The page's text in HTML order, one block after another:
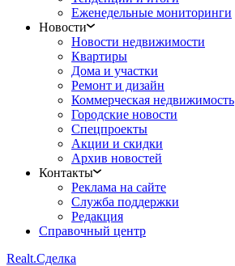
Еженедельные мониторинги
Новости
Новости недвижимости
Квартиры
Дома и участки
Ремонт и дизайн
Коммерческая недвижимость
Городские новости
Спецпроекты
Акции и скидки
Архив новостей
Контакты
Реклама на сайте
Служба поддержки
Редакция
Справочный центр
Realt.Сделка